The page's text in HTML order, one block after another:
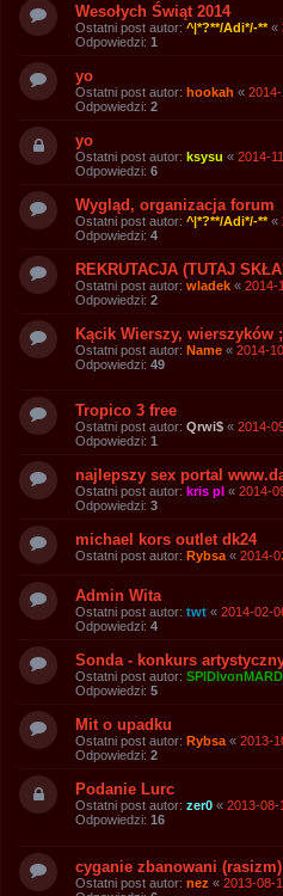
Wesołych Świąt 2014
Ostatni post autor: ^|*?**/Adi*/-** «
Odpowiedzi: 1
yo
Ostatni post autor: hookah «
Odpowiedzi: 2
yo
Ostatni post autor: ksysu « 2014-
Odpowiedzi: 6
Wygląd, organizacja forum
Ostatni post autor: ^|*?**/Adi*/-** «
Odpowiedzi: 4
REKRUTACJA (TUTAJ
Ostatni post autor: wladek « 2014-
Odpowiedzi: 2
Kącik Wierszy, wierszyków
Ostatni post autor: Name « 2014-
Odpowiedzi: 49
Tropico 3 free
Ostatni post autor: Qrwi$ « 2014-
Odpowiedzi: 1
najlepszy sex portal
Ostatni post autor: kris pl « 2014-
Odpowiedzi: 3
michael kors outlet dk24
Ostatni post autor: Rybsa « 2014-
Admin Wita
Ostatni post autor: twt « 2014-02-
Odpowiedzi: 4
Sonda - konkurs
Ostatni post autor:
Odpowiedzi: 5
Mit o upadku
Ostatni post autor: Rybsa « 2013-
Odpowiedzi: 2
Podanie Lurc
Ostatni post autor: zer0 « 2013-08-
Odpowiedzi: 16
cyganie zbanowani (rasizm)
Ostatni post autor: nez « 2013-08-